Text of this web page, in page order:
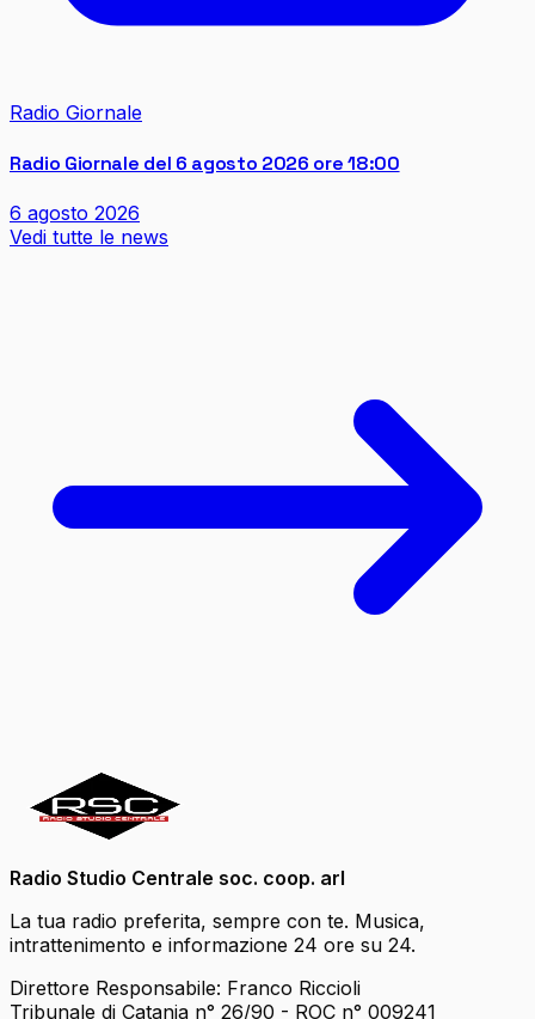
Radio Giornale
Radio Giornale del 6 agosto 2026 ore 18:00
6 agosto 2026
Vedi tutte le news
Radio Studio Centrale soc. coop. arl
La tua radio preferita, sempre con te. Musica,
intrattenimento e informazione 24 ore su 24.
Direttore Responsabile: Franco Riccioli
Tribunale di Catania n° 26/90 - ROC n° 009241